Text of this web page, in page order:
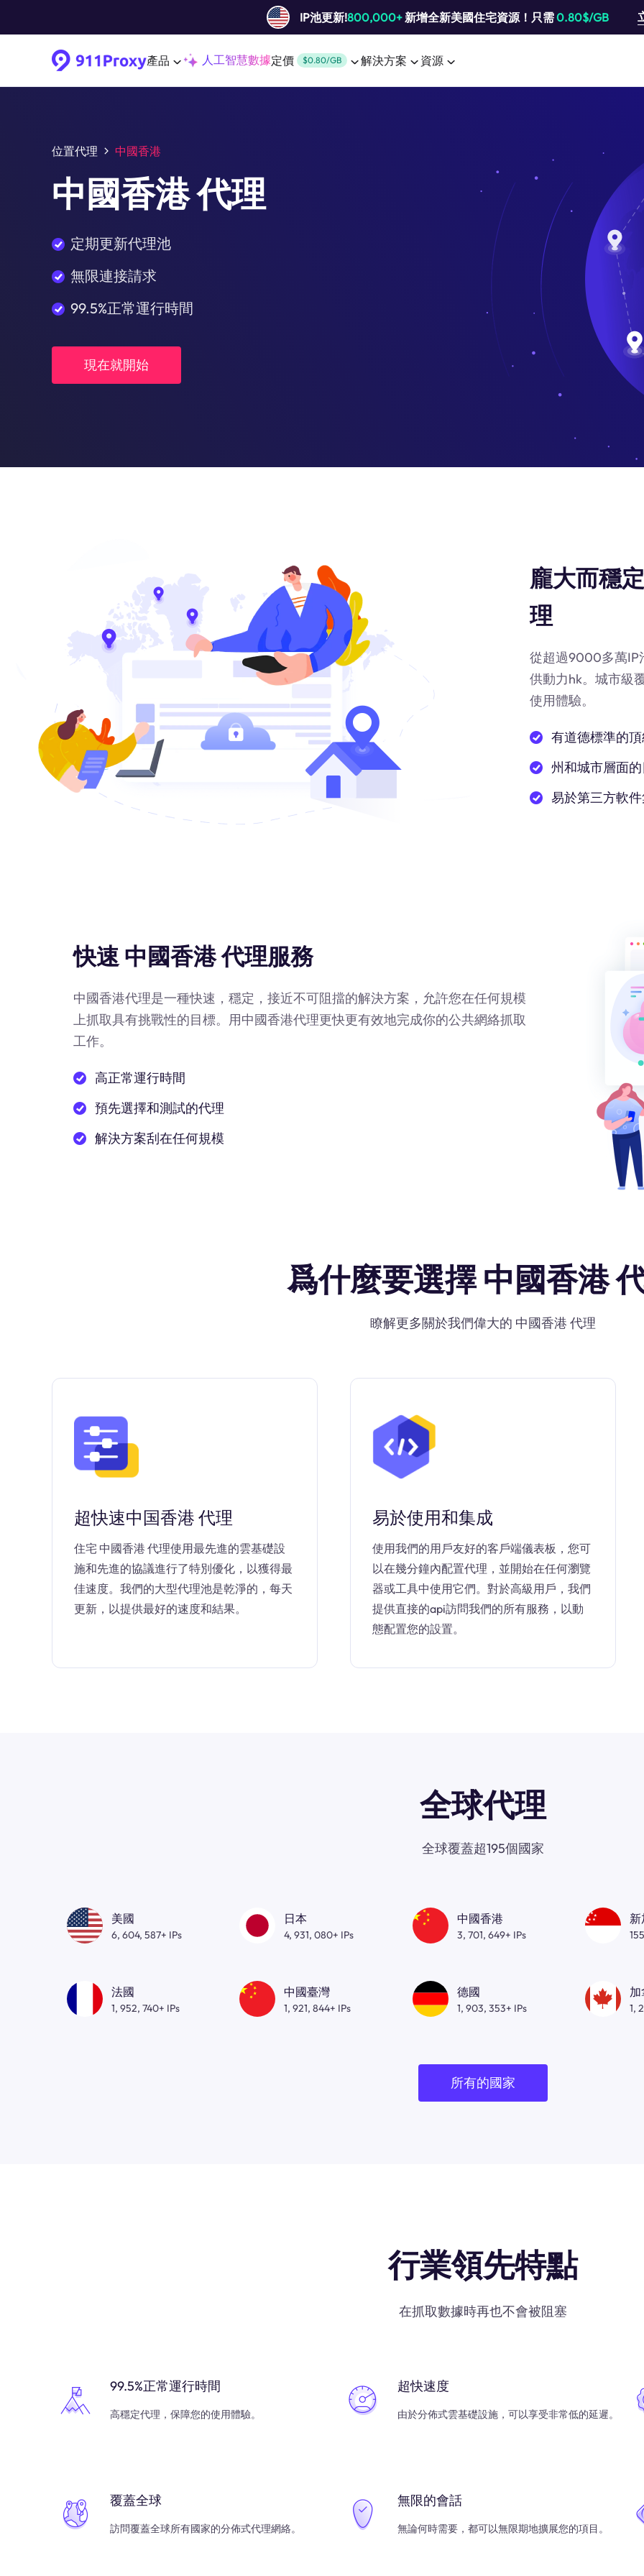
IP池更新!800,000+新增全新美國住宅資源！只需0.80$/GB
產品 人工智慧數據定價 $0.80/GB 解決方案 資源
位置代理 中國香港
中國香港 代理
定期更新代理池
無限連接請求
99.5%正常運行時間
現在就開始
龐大而穩
理
從超過9000多萬IP
供動力hk。城市級
使用體驗。
有道德標準的
州和城市層面
易於第三方軟
快速 中國香港 代理服務
中國香港代理是一種快速，穩定，接近不可阻擋的解決方案，允許您在任何規模
上抓取具有挑戰性的目標。用中國香港代理更快更有效地完成你的公共網絡抓取
工作。
高正常運行時間
預先選擇和測試的代理
解決方案刮在任何規模
爲什麼要選擇 中國香港
瞭解更多關於我們偉大的 中國香港 代理
超快速中国香港 代理
住宅 中國香港 代理使用最先進的雲基礎設
施和先進的協議進行了特別優化，以獲得最
佳速度。我們的大型代理池是乾淨的，每天
更新，以提供最好的速度和結果。
易於使用和集成
使用我們的用戶友好的客戶端儀表板，您可
以在幾分鐘內配置代理，並開始在任何瀏覽
器或工具中使用它們。對於高級用戶，我們
提供直接的api訪問我們的所有服務，以動
態配置您的設置。
全球代理
全球覆蓋超195個國家
美國
6, 604, 587+ IPs
日本
4, 931, 080+ IPs
中國香港
3, 701, 649+ IPs
新
法國
1, 952, 740+ IPs
中國臺灣
1, 921, 844+ IPs
德國
1, 903, 353+ IPs
加
1,
所有的國家
行業領先特點
在抓取數據時再也不會被阻塞
99.5%正常運行時間
高穩定代理，保障您的使用體驗。
超快速度
由於分佈式雲基礎設施，可以享受非常低的延遲。
覆蓋全球
訪問覆蓋全球所有國家的分佈式代理網絡。
無限的會話
無論何時需要，都可以無限期地擴展您的項目。